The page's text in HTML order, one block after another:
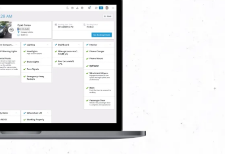
tips van
en missie.
onze
fleetster.